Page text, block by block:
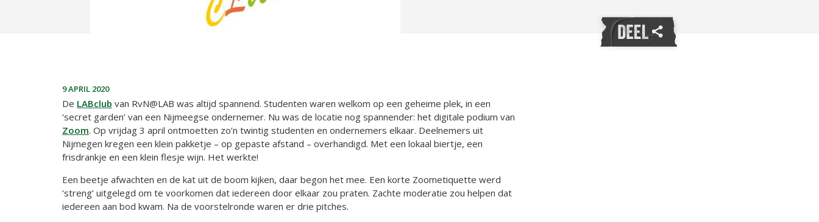
9 APRIL 2020
De LABclub van RvN@LAB was altijd spannend. Studenten waren welkom op een geheime plek, in een
‘secret garden’ van een Nijmeegse ondernemer. Nu was de locatie nog spannender: het digitale podium van
Zoom. Op vrijdag 3 april ontmoetten zo’n twintig studenten en ondernemers elkaar. Deelnemers uit
Nijmegen kregen een klein pakketje – op gepaste afstand – overhandigd. Met een lokaal biertje, een
frisdrankje en een klein flesje wijn. Het werkte!
Een beetje afwachten en de kat uit de boom kijken, daar begon het mee. Een korte Zoometiquette werd
‘streng’ uitgelegd om te voorkomen dat iedereen door elkaar zou praten. Zachte moderatie zou helpen dat
iedereen aan bod kwam. Na de voorstelronde waren er drie pitches.